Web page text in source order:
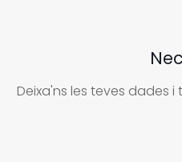
Deixa'ns les teves dades